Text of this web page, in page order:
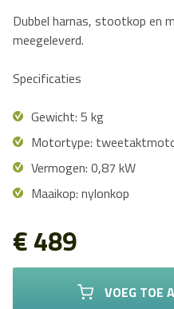
Dubbel harnas, stootkop en
meegeleverd.
Specificaties
Gewicht: 5 kg
Motortype:
Vermogen: 0,87 kW
Maaikop: nylonkop
€ 489
VOEG TOE